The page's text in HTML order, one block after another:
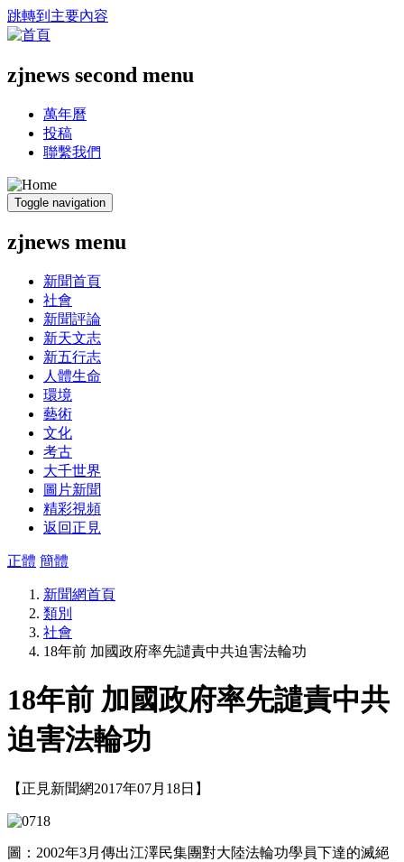
跳轉到主要內容
zjnews second menu
萬年曆
投稿
聯繫我們
Toggle navigation
zjnews menu
新聞首頁
社會
新聞評論
新天文志
新五行志
人體生命
環境
藝術
文化
考古
大千世界
圖片新聞
精彩視頻
返回正見
正體 簡體
新聞網首頁
類別
社會
18年前 加國政府率先譴責中共迫害法輪功
18年前 加國政府率先譴責中共
迫害法輪功
【正見新聞網2017年07月18日】
圖：2002年3月傳出江澤民集團對大陸法輪功學員下達的滅絕